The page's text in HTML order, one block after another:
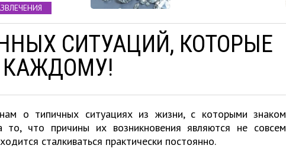
СИТУАЦИЙ, КОТОРЫЕ
о типичных ситуациях из жизни, с которыми знаком
что причины их возникновения являются не совсем
сталкиваться практически постоянно.